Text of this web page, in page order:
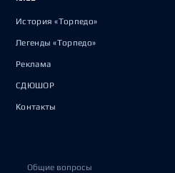
История «Торпедо»
Легенды «Торпедо»
Реклама
СДЮШОР
Контакты
Общие вопросы